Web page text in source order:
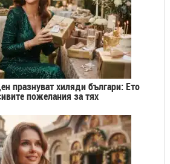
празнуват хиляди българи: Ето
пожелания за тях